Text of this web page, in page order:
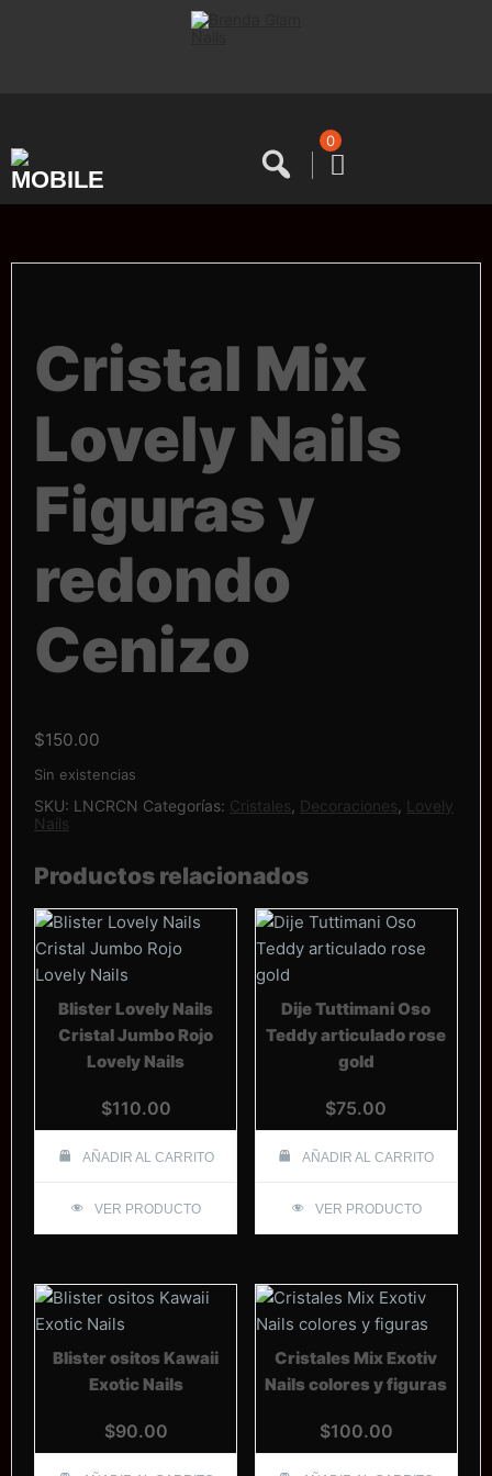
0
Cristal Mix
Lovely Nails
Figuras y
redondo
Cenizo
$150.00
Sin existencias
SKU: LNCRCN Categorías: Cristales Decoraciones
Lovely
Nails
Productos relacionados
Blister Lovely Nails
Cristal Jumbo Rojo
Lovely Nails
$110.00
AÑADIR AL CARRITO
VER PRODUCTO
Dije Tuttimani Oso
Teddy articulado rose
gold
$75.00
AÑADIR AL CARRITO
VER PRODUCTO
Blister ositos Kawaii
Exotic Nails
$90.00
Cristales Mix Exotiv
Nails colores y figuras
$100.00